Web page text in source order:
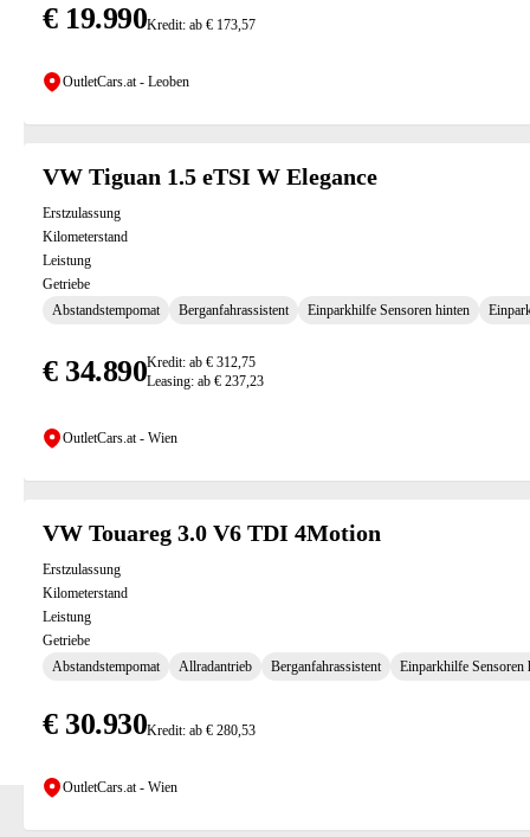
€ 19.990Kredit: ab € 173,57
OutletCars.at - Leoben
VW Tiguan 1.5 eTSI W Elegance
Erstzulassung
Kilometerstand
Leistung
Getriebe
Abstandstempomat
Berganfahrassistent Einparkhilfe Sensoren hinten
€ 34.890Kredit: ab € 312,75
Leasing: ab € 237,23
OutletCars.at - Wien
VW Touareg 3.0 V6 TDI 4Motion
Erstzulassung
Kilometerstand
Leistung
Getriebe
Abstandstempomat
Allradantrieb Berganfahrassistent Einparkhilfe Sensoren
€ 30.930Kredit: ab € 280,53
OutletCars.at - Wien